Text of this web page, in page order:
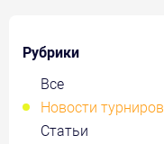
Рубрики
Все
Новости турниров
Статьи